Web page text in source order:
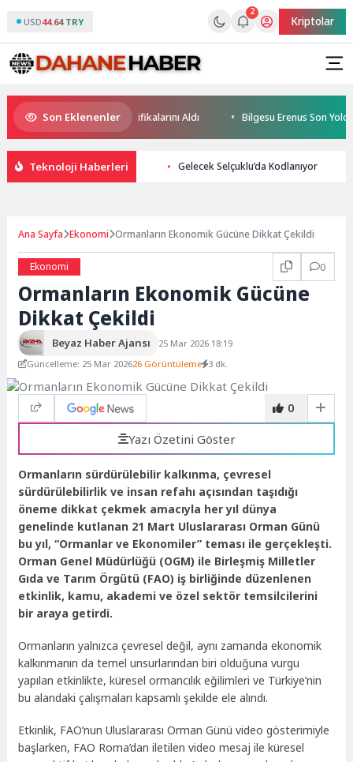
USD44.64 TRY
2
Kriptolar
Son Eklenenler
Geleceğin Yüzücüleri Sertifikalarını Aldı Bilgesu Erenus Son
Teknoloji Haberleri Gelecek Selçuklu’da Kodlanıyor
Ana Sayfa Ekonomi Ormanların Ekonomik Gücüne Dikkat Çekildi
Ekonomi 0
Ormanların Ekonomik Gücüne
Dikkat Çekildi
Beyaz Haber Ajansı
25 Mar 2026 18:19
Güncelleme: 25 Mar 202626 Görüntüleme 3 dk.
0
Yazı Özetini Göster
Ormanların sürdürülebilir kalkınma, çevresel
sürdürülebilirlik ve insan refahı açısından taşıdığı
öneme dikkat çekmek amacıyla her yıl dünya
genelinde kutlanan 21 Mart Uluslararası Orman Günü
bu yıl, “Ormanlar ve Ekonomiler” teması ile gerçekleşti.
Orman Genel Müdürlüğü (OGM) ile Birleşmiş Milletler
Gıda ve Tarım Örgütü (FAO) iş birliğinde düzenlenen
etkinlik, kamu, akademi ve özel sektör temsilcilerini
bir araya getirdi.
Ormanların yalnızca çevresel değil, aynı zamanda ekonomik
kalkınmanın da temel unsurlarından biri olduğuna vurgu
yapılan etkinlikte, küresel ormancılık eğilimleri ve Türkiye’nin
bu alandaki çalışmaları kapsamlı şekilde ele alındı.
Etkinlik, FAO’nun Uluslararası Orman Günü video gösterimiyle
başlarken, FAO Roma’dan iletilen video mesaj ile küresel